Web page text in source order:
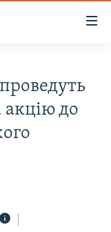
акцію до